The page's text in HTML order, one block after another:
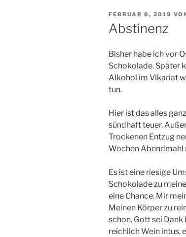
VERÖFFENTLICHT
AM
FEBRUAR 8, 2019
Abstinenz
Bisher habe ich vor
Schokolade. Später
Alkohol im Vikariat
tun.
Hier ist das alles
sündhaft teuer.
Trockenen Entzug
Wochen Abendmahl
Es ist eine riesige
Schokolade zu
eine Chance. Mir
Meinen Körper zu
schon. Gott sei
reichlich Wein intus,